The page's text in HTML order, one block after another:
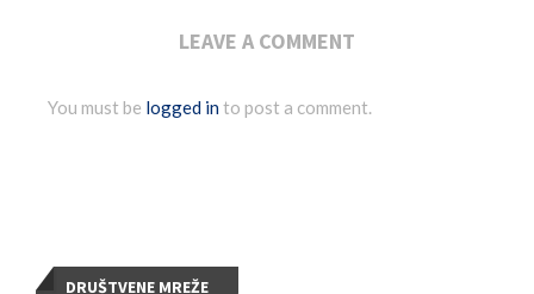
LEAVE A COMMENT
You must be logged into post a comment.
DRUŠTVENE MREŽE